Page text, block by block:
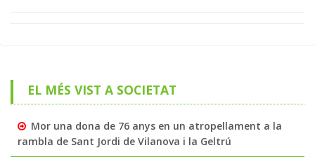
EL MÉS VIST A SOCIETAT
Mor una dona de 76 anys en un atropellament a la
rambla de Sant Jordi de Vilanova i la Geltrú